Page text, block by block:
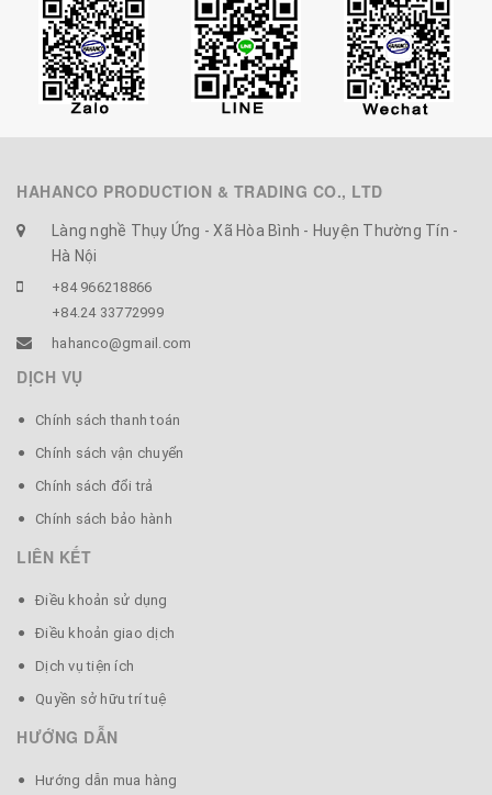
HAHANCO PRODUCTION & TRADING CO., LTD
Làng nghề Thụy Ứng - Xã Hòa Bình - Huyện Thường Tín -
Hà Nội
+84 966218866
+84.24 33772999
hahanco@gmail.com
DỊCH VỤ
Chính sách thanh toán
Chính sách vận chuyển
Chính sách đổi trả
Chính sách bảo hành
LIÊN KẾT
Điều khoản sử dụng
Điều khoản giao dịch
Dịch vụ tiện ích
Quyền sở hữu trí tuệ
HƯỚNG DẪN
Hướng dẫn mua hàng